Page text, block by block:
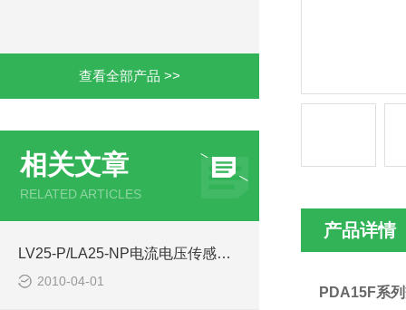
查看全部产品 >>
相关文章
RELATED ARTICLES
LV25-P/LA25-NP电流电压传感器库存-西安浩南电子科技
2010-04-01
产品详情
PDA15F系